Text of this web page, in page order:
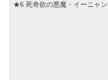
★6 死奇欲の悪魔・イーニャン